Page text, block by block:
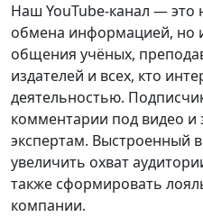
Наш YouTube-канал — это
обмена информацией, но
общения учёных,
издателей и всех, кто
деятельностью.
комментарии под видео и
экспертам. Выстроенный
увеличить охват
также сформировать
компании.